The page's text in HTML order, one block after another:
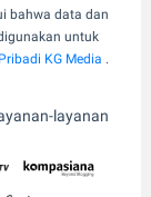
bahwa data dan
untuk
KG Media .
layanan